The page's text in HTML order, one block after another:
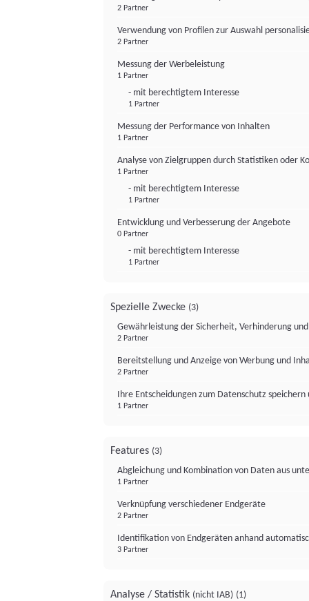
2 Partner
Verwendung von Profilen zur Auswahl
2 Partner
Messung der Werbeleistung
1 Partner
- mit berechtigtem Interesse
1 Partner
Messung der Performance von Inhalten
1 Partner
Analyse von Zielgruppen durch Statistiken oder
1 Partner
- mit berechtigtem Interesse
1 Partner
Entwicklung und Verbesserung der Angebote
0 Partner
- mit berechtigtem Interesse
1 Partner
Spezielle Zwecke (3)
Gewährleistung der Sicherheit, Verhinderung
2 Partner
Bereitstellung und Anzeige von Werbung und
2 Partner
Ihre Entscheidungen zum Datenschutz
1 Partner
Features (3)
Abgleichung und Kombination von Daten aus
1 Partner
Verknüpfung verschiedener Endgeräte
2 Partner
Identifikation von Endgeräten anhand
3 Partner
Analyse / Statistik (nicht IAB) (1)